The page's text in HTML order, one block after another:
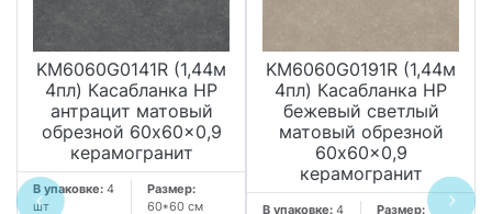
KM6060G0141R (1,44м
4пл) Касабланка HP
антрацит матовый
обрезной 60x60x0,9
керамогранит
В упаковке: 4
шт
Размер:
60*60 см
KM6060G0191R (1,44м
4пл) Касабланка HP
бежевый светлый
матовый обрезной
60x60x0,9
керамогранит
В упаковке: 4
Размер: